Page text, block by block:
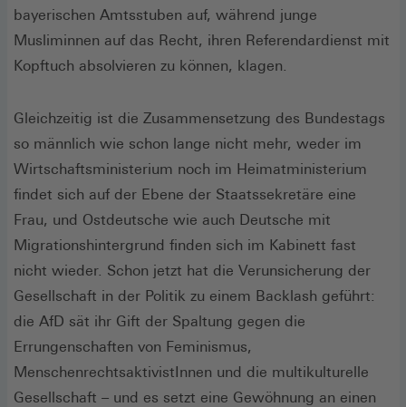
bayerischen Amtsstuben auf, während junge
Musliminnen auf das Recht, ihren Referendardienst mit
Kopftuch absolvieren zu können, klagen.
Gleichzeitig ist die Zusammensetzung des Bundestags
so männlich wie schon lange nicht mehr, weder im
Wirtschaftsministerium noch im Heimatministerium
findet sich auf der Ebene der Staatssekretäre eine
Frau, und Ostdeutsche wie auch Deutsche mit
Migrationshintergrund finden sich im Kabinett fast
nicht wieder. Schon jetzt hat die Verunsicherung der
Gesellschaft in der Politik zu einem Backlash geführt:
die AfD sät ihr Gift der Spaltung gegen die
Errungenschaften von Feminismus,
MenschenrechtsaktivistInnen und die multikulturelle
Gesellschaft – und es setzt eine Gewöhnung an einen